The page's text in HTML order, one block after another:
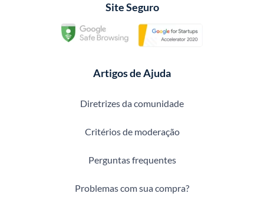
Site Seguro
Artigos de Ajuda
Diretrizes da comunidade
Critérios de moderação
Perguntas frequentes
Problemas com sua compra?